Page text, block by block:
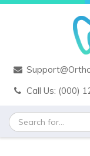
Call Us: (000)